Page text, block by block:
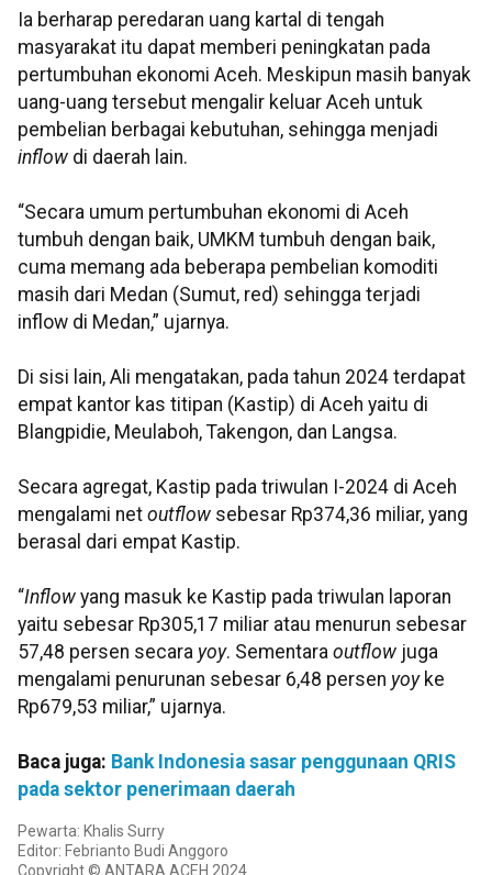
Ia berharap peredaran uang kartal di tengah
masyarakat itu dapat memberi peningkatan pada
pertumbuhan ekonomi Aceh. Meskipun masih banyak
uang-uang tersebut mengalir keluar Aceh untuk
pembelian berbagai kebutuhan, sehingga menjadi
inflow di daerah lain.
“Secara umum pertumbuhan ekonomi di Aceh
tumbuh dengan baik, UMKM tumbuh dengan baik,
cuma memang ada beberapa pembelian komoditi
masih dari Medan (Sumut, red) sehingga terjadi
inflow di Medan,” ujarnya.
Di sisi lain, Ali mengatakan, pada tahun 2024 terdapat
empat kantor kas titipan (Kastip) di Aceh yaitu di
Blangpidie, Meulaboh, Takengon, dan Langsa.
Secara agregat, Kastip pada triwulan I-2024 di Aceh
mengalami net outflow sebesar Rp374,36 miliar, yang
berasal dari empat Kastip.
“Inflow yang masuk ke Kastip pada triwulan laporan
yaitu sebesar Rp305,17 miliar atau menurun sebesar
57,48 persen secara yoy. Sementara outflow juga
mengalami penurunan sebesar 6,48 persen yoyke
Rp679,53 miliar,” ujarnya.
Baca juga: Bank Indonesia sasar penggunaan QRIS
pada sektor penerimaan daerah
Pewarta: Khalis Surry
Editor: Febrianto Budi Anggoro
Copyright © ANTARA ACEH 2024